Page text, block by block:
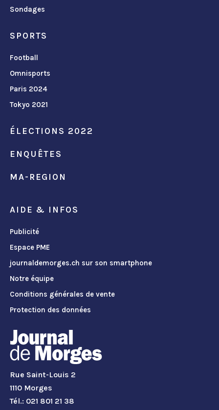
Sondages
SPORTS
Football
Omnisports
Paris 2024
Tokyo 2021
ÉLECTIONS 2022
ENQUÊTES
MA-REGION
AIDE & INFOS
Publicité
Espace PME
journaldemorges.ch sur son smartphone
Notre équipe
Conditions générales de vente
Protection des données
Rue Saint-Louis 2
1110 Morges
Tél.: 021 801 21 38